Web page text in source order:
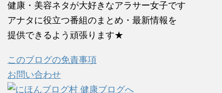
健康・美容ネタが大好きなアラサー女子です
アナタに役立つ番組のまとめ・最新情報を
提供できるよう頑張ります★
このブログの免責事項
お問い合わせ